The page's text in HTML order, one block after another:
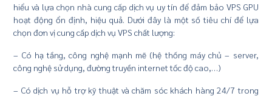
hiểu và lựa chọn nhà cung cấp dịch vụ uy tín để đảm bảo VPS GPU
hoạt động ổn định, hiệu quả. Dưới đây là một số tiêu chí để lựa
chọn đơn vị cung cấp dịch vụ VPS chất lượng:
– Có hạ tầng, công nghệ mạnh mẽ (hệ thống máy chủ – server,
công nghệ sử dụng, đường truyền internet tốc độ cao,…)
– Có dịch vụ hỗ trợ kỹ thuật và chăm sóc khách hàng 24/7 trong